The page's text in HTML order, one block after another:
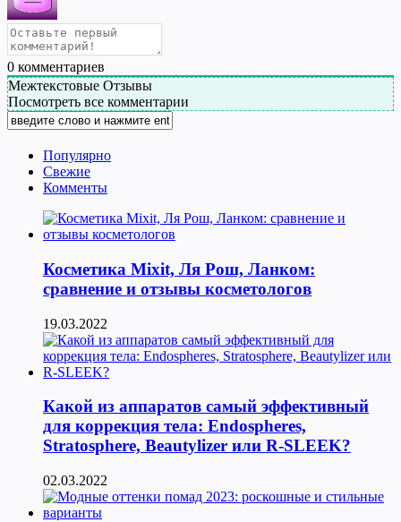
0 комментариев
Межтекстовые Отзывы
Посмотреть все комментарии
Популярно
Свежие
Комменты
Косметика Мixit, Ля Рош, Ланком:
сравнение и отзывы косметологов
19.03.2022
Какой из аппаратов самый эффективный
для коррекция тела: Endospheres,
Stratosphere, Beautylizer или R-SLEEK?
02.03.2022